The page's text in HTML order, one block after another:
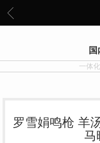
一体
罗雪娟鸣枪 羊
马